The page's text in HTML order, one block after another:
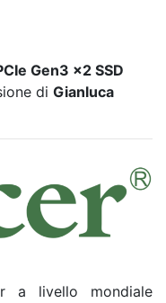
Gen3 x2 SSD
di Gianluca
a livello mondiale